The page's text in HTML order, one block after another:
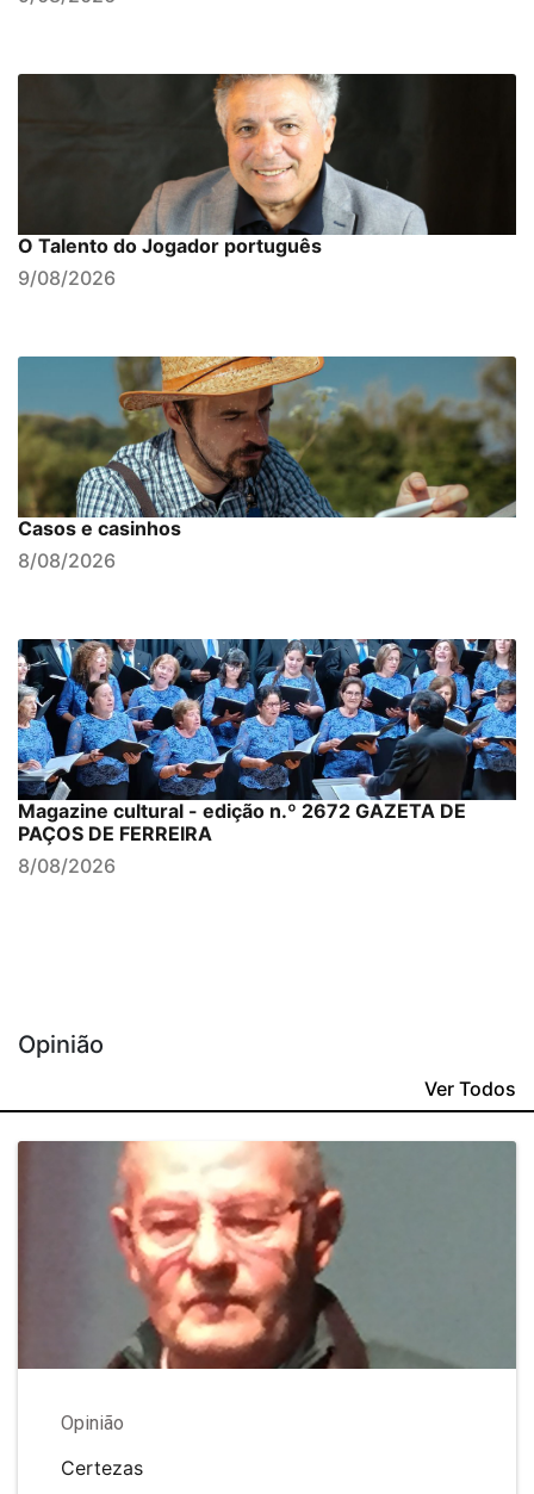
O Talento do Jogador português
9/08/2026
Casos e casinhos
8/08/2026
Magazine cultural - edição n.º 2672 GAZETA DE
PAÇOS DE FERREIRA
8/08/2026
Opinião
Ver Todos
Opinião
Certezas